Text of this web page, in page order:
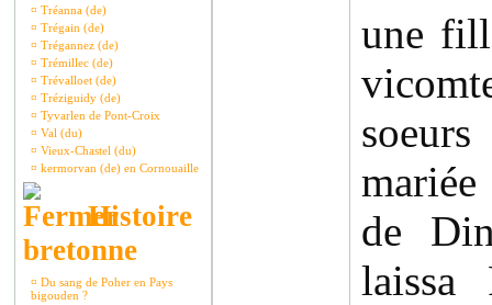
¤ Tréanna (de)
¤ Trégain (de)
¤ Trégannez (de)
¤ Trémillec (de)
¤ Trévalloet (de)
¤ Tréziguidy (de)
¤ Tyvarlen de Pont-Croix
¤ Val (du)
¤ Vieux-Chastel (du)
¤ kermorvan (de) en Cornouaille
Histoire
bretonne
¤ Du sang de Poher en Pays
bigouden ?
une
de